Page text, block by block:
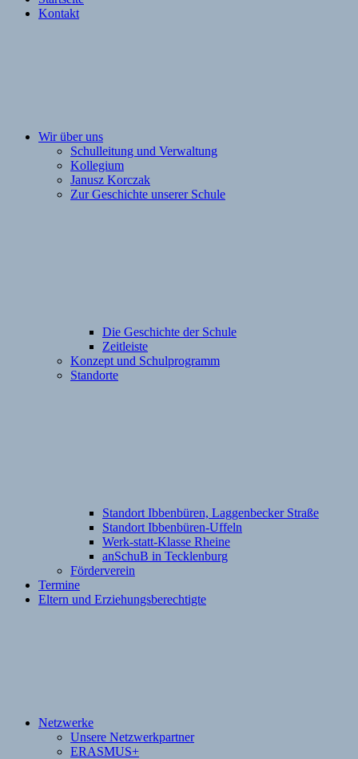
Kontakt
Wir über uns
Schulleitung und Verwaltung
Kollegium
Janusz Korczak
Zur Geschichte unserer Schule
Die Geschichte der Schule
Zeitleiste
Konzept und Schulprogramm
Standorte
Standort Ibbenbüren, Laggenbecker Straße
Standort Ibbenbüren-Uffeln
Werk-statt-Klasse Rheine
anSchuB in Tecklenburg
Förderverein
Termine
Eltern und Erziehungsberechtigte
Netzwerke
Unsere Netzwerkpartner
ERASMUS+